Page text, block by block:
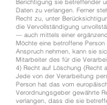
Berichtigung sie betreffender
Daten zu verlangen. Ferner
Recht zu, unter
die Vervollständigung
— auch mittels einer
Möchte eine betroffene
Anspruch nehmen, kann sie
Mitarbeiter des für die
4) Recht auf Löschung (Recht
Jede von der Verarbeitung
Person hat das vom
Verordnungsgeber gewährte
verlangen, dass die sie